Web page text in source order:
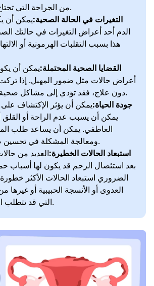
من الجراحة التي تحتاج إلى معالجة.
التغيرات في الحالة الصحية:يمكن أن
الدم أحد أعراض التغيرات في حالتك
هذا بسبب التقلبات الهرمونية أو
القضايا الصحية المحتملة:يمكن أن
أعراض حالات مثل ضمور المهبل. إذا
دون علاج، فقد تؤدي إلى مشاكل صحية أكثر خطورة.
جودة الحياة:يمكن أن يؤثر الإكتشاف على
يمكن أن يسبب عدم الراحة أو
العاطفي. يمكن أن يساعد طلب
ومعالجة المشكلة في تحسين صحتك العامة.
استبعاد الحالات الخطيرة:العديد من
بعد استئصال الرحم قد يكون لها أسباب
الضروري استبعاد الحالات الأكثر
العدوى أو الأنسجة الحبيبية أو غيرها
التي قد تتطلب التدخل الطبي.